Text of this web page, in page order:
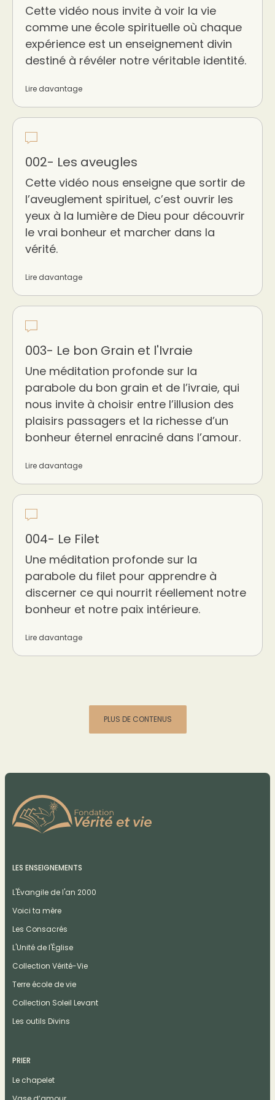
Cette vidéo nous invite à voir la vie
comme une école spirituelle où chaque
expérience est un enseignement divin
destiné à révéler notre véritable identité.
Lire davantage
002- Les aveugles
Cette vidéo nous enseigne que sortir de
l’aveuglement spirituel, c’est ouvrir les
yeux à la lumière de Dieu pour découvrir
le vrai bonheur et marcher dans la
vérité.
Lire davantage
003- Le bon Grain et l'Ivraie
Une méditation profonde sur la
parabole du bon grain et de l’ivraie, qui
nous invite à choisir entre l’illusion des
plaisirs passagers et la richesse d’un
bonheur éternel enraciné dans l’amour.
Lire davantage
004- Le Filet
Une méditation profonde sur la
parabole du filet pour apprendre à
discerner ce qui nourrit réellement notre
bonheur et notre paix intérieure.
Lire davantage
PLUS DE CONTENUS
LES ENSEIGNEMENTS
L'Évangile de l'an 2000
Voici ta mère
Les Consacrés
L'Unité de l'Église
Collection Vérité-Vie
Terre école de vie
Collection Soleil Levant
Les outils Divins
PRIER
Le chapelet